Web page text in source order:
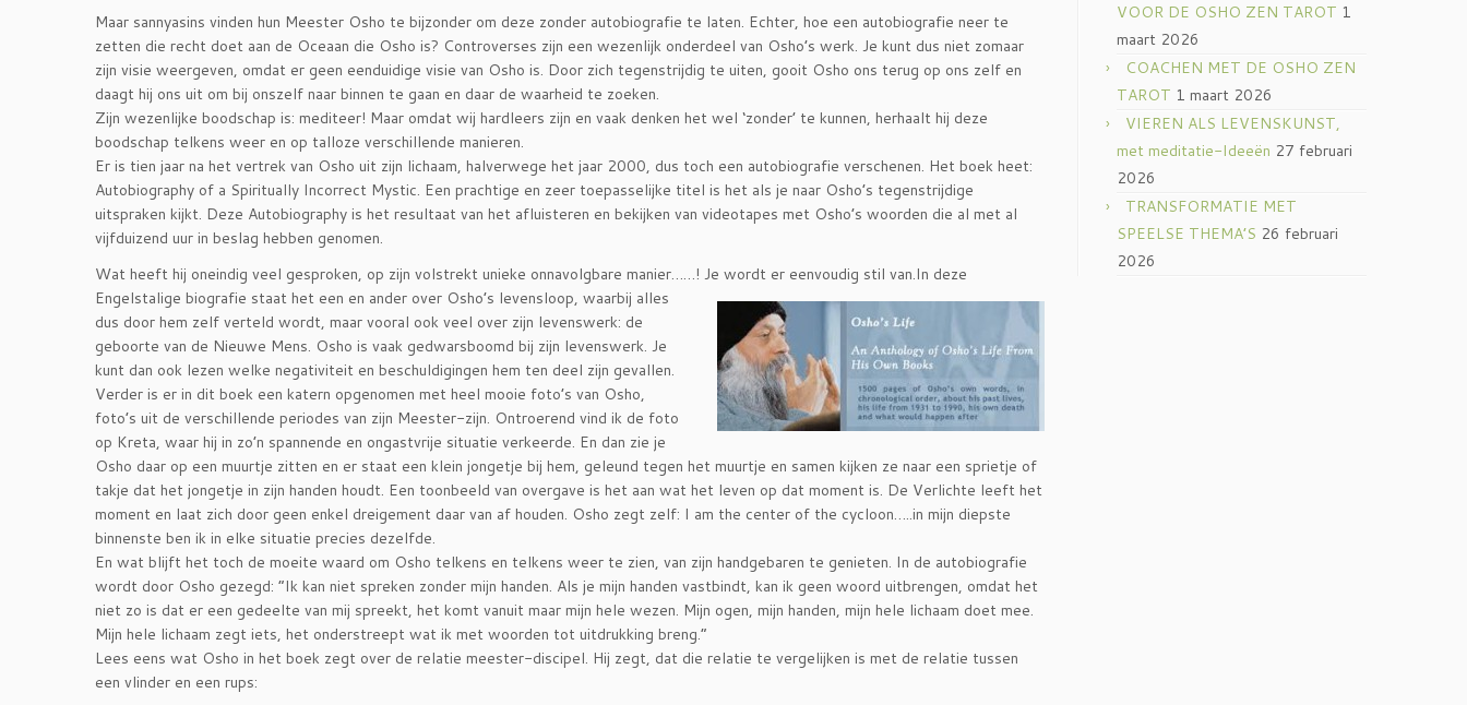
Maar sannyasins vinden hun Meester Osho te bijzonder om deze zonder autobiografie te laten. Echter, hoe een autobiografie neer te
zetten die recht doet aan de Oceaan die Osho is? Controverses zijn een wezenlijk onderdeel van Osho’s werk. Je kunt dus niet zomaar
zijn visie weergeven, omdat er geen eenduidige visie van Osho is. Door zich tegenstrijdig te uiten, gooit Osho ons terug op ons zelf en
daagt hij ons uit om bij onszelf naar binnen te gaan en daar de waarheid te zoeken.
Zijn wezenlijke boodschap is: mediteer! Maar omdat wij hardleers zijn en vaak denken het wel ‘zonder’ te kunnen, herhaalt hij deze
boodschap telkens weer en op talloze verschillende manieren.
Er is tien jaar na het vertrek van Osho uit zijn lichaam, halverwege het jaar 2000, dus toch een autobiografie verschenen. Het boek heet:
Autobiography of a Spiritually Incorrect Mystic. Een prachtige en zeer toepasselijke titel is het als je naar Osho’s tegenstrijdige
uitspraken kijkt. Deze Autobiography is het resultaat van het afluisteren en bekijken van videotapes met Osho’s woorden die al met al
vijfduizend uur in beslag hebben genomen.
Wat heeft hij oneindig veel gesproken, op zijn volstrekt unieke onnavolgbare manier……! Je wordt er eenvoudig stil van.In deze
Engelstalige biografie staat het een en ander over Osho’s levensloop, waarbij alles
dus door hem zelf verteld wordt, maar vooral ook veel over zijn levenswerk: de
geboorte van de Nieuwe Mens. Osho is vaak gedwarsboomd bij zijn levenswerk. Je
kunt dan ook lezen welke negativiteit en beschuldigingen hem ten deel zijn gevallen.
Verder is er in dit boek een katern opgenomen met heel mooie foto’s van Osho,
foto’s uit de verschillende periodes van zijn Meester-zijn. Ontroerend vind ik de foto
op Kreta, waar hij in zo’n spannende en ongastvrije situatie verkeerde. En dan zie je
Osho daar op een muurtje zitten en er staat een klein jongetje bij hem, geleund tegen het muurtje en samen kijken ze naar een sprietje of
takje dat het jongetje in zijn handen houdt. Een toonbeeld van overgave is het aan wat het leven op dat moment is. De Verlichte leeft het
moment en laat zich door geen enkel dreigement daar van af houden. Osho zegt zelf: I am the center of the cycloon…..in mijn diepste
binnenste ben ik in elke situatie precies dezelfde.
En wat blijft het toch de moeite waard om Osho telkens en telkens weer te zien, van zijn handgebaren te genieten. In de autobiografie
wordt door Osho gezegd: “Ik kan niet spreken zonder mijn handen. Als je mijn handen vastbindt, kan ik geen woord uitbrengen, omdat het
niet zo is dat er een gedeelte van mij spreekt, het komt vanuit maar mijn hele wezen. Mijn ogen, mijn handen, mijn hele lichaam doet mee.
Mijn hele lichaam zegt iets, het onderstreept wat ik met woorden tot uitdrukking breng.”
Lees eens wat Osho in het boek zegt over de relatie meester-discipel. Hij zegt, dat die relatie te vergelijken is met de relatie tussen
een vlinder en een rups:
VOOR DE OSHO ZEN TAROT 1
maart 2026
COACHEN MET DE OSHO ZEN
TAROT 1 maart 2026
VIEREN ALS LEVENSKUNST,
met meditatie-Ideeën 27 februari
2026
TRANSFORMATIE MET
SPEELSE THEMA’S 26 februari
2026